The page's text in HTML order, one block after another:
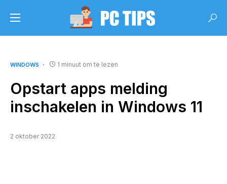
WINDOWS 1 minuut om te lezen
Opstart apps melding
inschakelen in Windows 11
2 oktober 2022